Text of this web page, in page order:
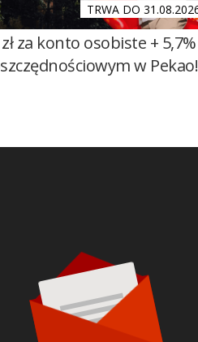
TRWA DO
za konto osobiste +
w Pekao!